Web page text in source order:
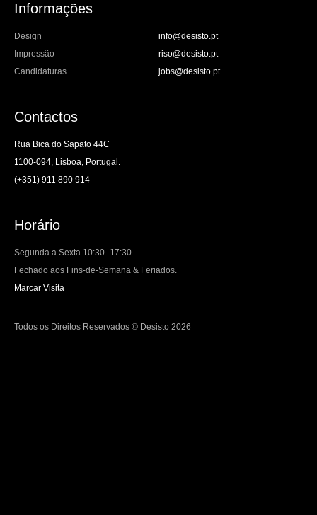
Informações
Design
info@desisto.pt
Impressão
riso@desisto.pt
Candidaturas
jobs@desisto.pt
Contactos
Rua Bica do Sapato 44C
1100-094, Lisboa, Portugal.
(+351) 911 890 914
Horário
Segunda a Sexta 10:30–17:30
Fechado aos Fins-de-Semana & Feriados.
Marcar Visita
Todos os Direitos Reservados © Desisto 2026